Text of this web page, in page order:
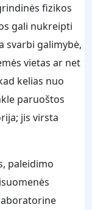
fizikos
gali nukreipti
svarbi galimybė,
vietas ar net
kelias nuo
paruoštos
jis virsta
paleidimo